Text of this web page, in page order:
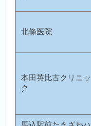
北條医院
本田英比古クリニッ
ク